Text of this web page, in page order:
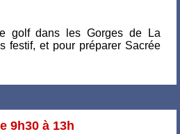
golf dans les Gorges de La
festif, et pour préparer Sacrée
9h30 à 13h